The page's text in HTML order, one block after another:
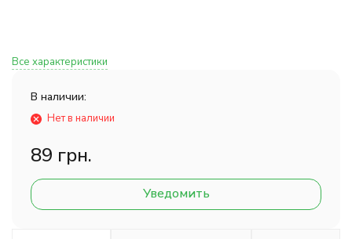
Все характеристики
В наличии:
Нет в наличии
89 грн.
Уведомить